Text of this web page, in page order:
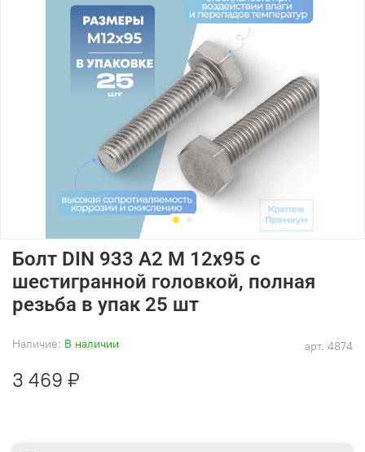
арт. 4874
Наличие: В наличии
Болт DIN 933 А2 M 12х95 с
шестигранной головкой, полная
резьба в упак 25 шт
3 469 ₽